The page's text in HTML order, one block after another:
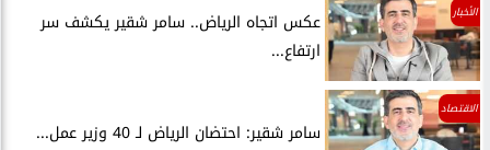
الأخبار
عكس اتجاه الرياض.. سامر شقير يكشف سر
ارتفاع...
الاقتصاد
سامر شقير: احتضان الرياض لـ 40 وزير عمل...